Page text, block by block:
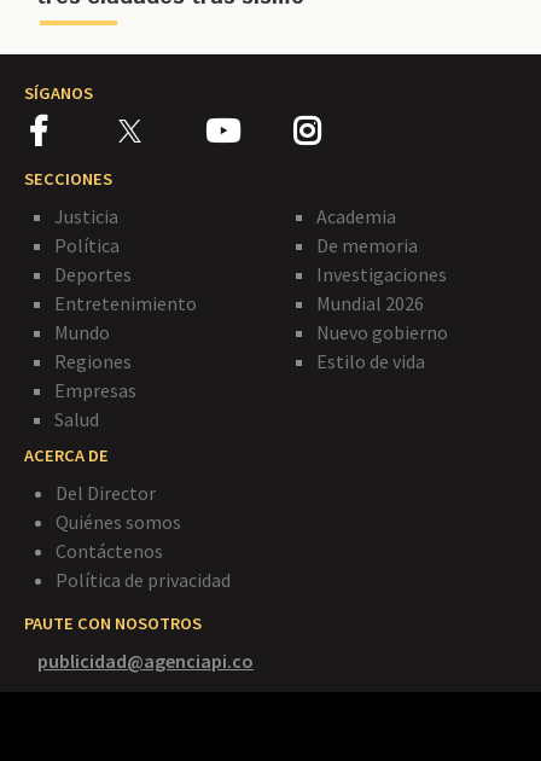
SÍGANOS
SECCIONES
Justicia
Política
Deportes
Entretenimiento
Mundo
Regiones
Empresas
Salud
Academia
De memoria
Investigaciones
Mundial 2026
Nuevo gobierno
Estilo de vida
ACERCA DE
Del Director
Quiénes somos
Contáctenos
Política de privacidad
PAUTE CON NOSOTROS
publicidad@agenciapi.co